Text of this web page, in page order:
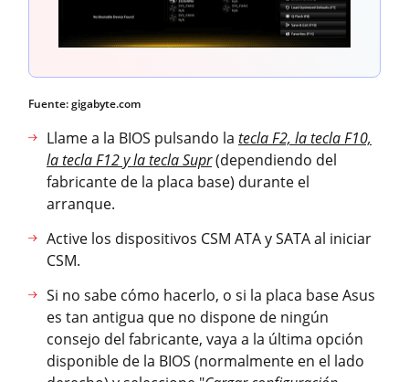
Fuente: gigabyte.com
Llame a la BIOS pulsando la tecla F2, la tecla F10,
la tecla F12 y la tecla Supr(dependiendo del
fabricante de la placa base) durante el
arranque.
Active los dispositivos CSM ATA y SATA al iniciar
CSM.
Si no sabe cómo hacerlo, o si la placa base Asus
es tan antigua que no dispone de ningún
consejo del fabricante, vaya a la última opción
disponible de la BIOS (normalmente en el lado